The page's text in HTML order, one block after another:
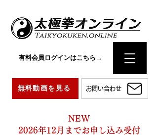
お問い合わせ
無料動画を見る
有料会員ログインはこちら→
NEW
2026年12月までお申し込み受付